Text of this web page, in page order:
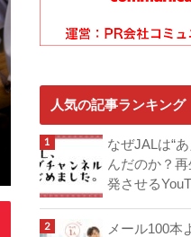
人気の記事ランキング
なぜJALは“
んだのか？
発させる
メール100本